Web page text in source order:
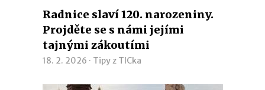
Radnice slaví 120. narozeniny.
Projděte se s námi jejími
tajnými zákoutími
18. 2. 2026 · Tipy z TICka